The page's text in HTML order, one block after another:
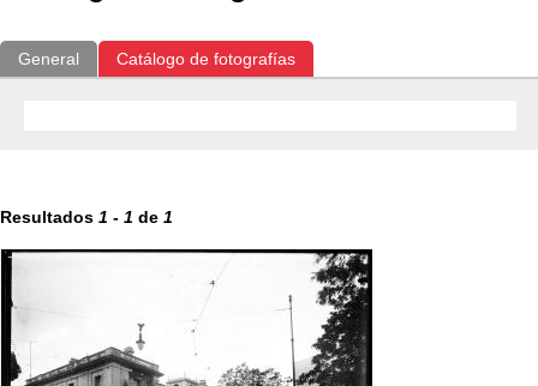
General Catálogo de fotografías
Resultados 1 - 1 de 1